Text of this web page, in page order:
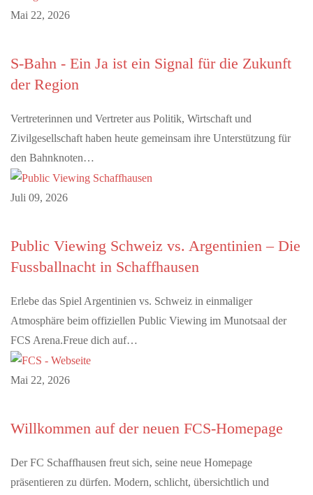
Mai 22, 2026
S-Bahn - Ein Ja ist ein Signal für die Zukunft
der Region
Vertreterinnen und Vertreter aus Politik, Wirtschaft und
Zivilgesellschaft haben heute gemeinsam ihre Unterstützung für
den Bahnknoten…
Juli 09, 2026
Public Viewing Schweiz vs. Argentinien – Die
Fussballnacht in Schaffhausen
Erlebe das Spiel Argentinien vs. Schweiz in einmaliger
Atmosphäre beim offiziellen Public Viewing im Munotsaal der
FCS Arena.Freue dich auf…
Mai 22, 2026
Willkommen auf der neuen FCS-Homepage
Der FC Schaffhausen freut sich, seine neue Homepage
präsentieren zu dürfen. Modern, schlicht, übersichtlich und